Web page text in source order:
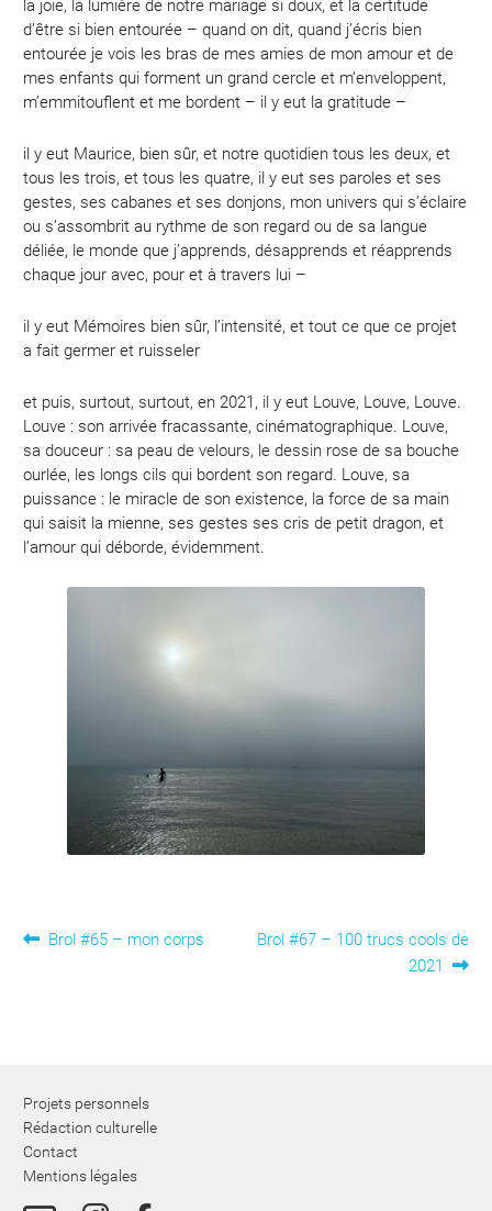
la joie, la lumière de notre mariage si doux, et la certitude
d’être si bien entourée – quand on dit, quand j’écris bien
entourée je vois les bras de mes amies de mon amour et de
mes enfants qui forment un grand cercle et m’enveloppent,
m’emmitouflent et me bordent – il y eut la gratitude –
il y eut Maurice, bien sûr, et notre quotidien tous les deux, et
tous les trois, et tous les quatre, il y eut ses paroles et ses
gestes, ses cabanes et ses donjons, mon univers qui s’éclaire
ou s’assombrit au rythme de son regard ou de sa langue
déliée, le monde que j’apprends, désapprends et réapprends
chaque jour avec, pour et à travers lui –
il y eut Mémoires bien sûr, l’intensité, et tout ce que ce projet
a fait germer et ruisseler
et puis, surtout, surtout, en 2021, il y eut Louve, Louve, Louve.
Louve : son arrivée fracassante, cinématographique. Louve,
sa douceur : sa peau de velours, le dessin rose de sa bouche
ourlée, les longs cils qui bordent son regard. Louve, sa
puissance : le miracle de son existence, la force de sa main
qui saisit la mienne, ses gestes ses cris de petit dragon, et
l’amour qui déborde, évidemment.
Navigation
Article
Brol #65 – mon corps
Article
Brol #67 – 100 trucs cools de
2021
Projets personnels
Rédaction culturelle
Contact
Mentions légales